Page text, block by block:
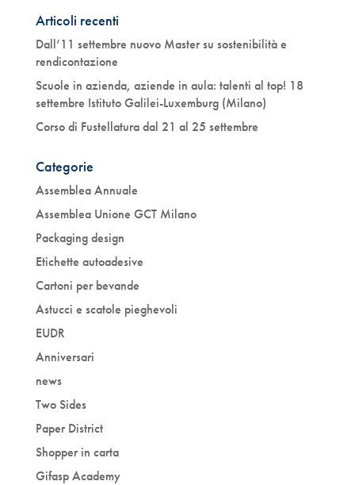
Articoli recenti
Dall’11 settembre nuovo Master su sostenibilità e
rendicontazione
Scuole in azienda, aziende in aula: talenti al top! 18
settembre Istituto Galilei-Luxemburg (Milano)
Corso di Fustellatura dal 21 al 25 settembre
Categorie
Assemblea Annuale
Assemblea Unione GCT Milano
Packaging design
Etichette autoadesive
Cartoni per bevande
Astucci e scatole pieghevoli
EUDR
Anniversari
news
Two Sides
Paper District
Shopper in carta
Gifasp Academy